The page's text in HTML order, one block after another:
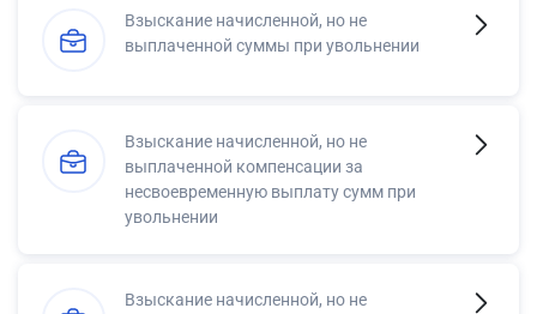
Взыскание начисленной, но не
выплаченной суммы при увольнении
Взыскание начисленной, но не
выплаченной компенсации за
несвоевременную выплату сумм при
увольнении
Взыскание начисленной, но не